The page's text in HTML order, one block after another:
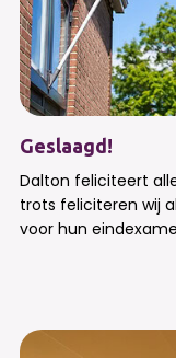
Geslaagd!
Dalton feliciteert
trots feliciteren wij
voor hun